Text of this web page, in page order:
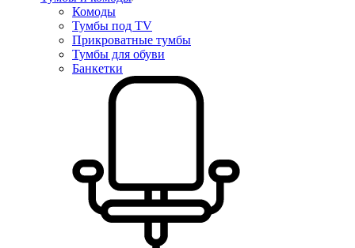
Комоды
Тумбы под TV
Прикроватные тумбы
Тумбы для обуви
Банкетки